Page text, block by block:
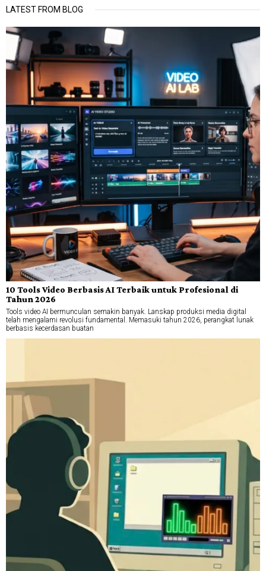
LATEST FROM BLOG
10 Tools Video Berbasis AI Terbaik untuk Profesional di
Tahun 2026
Tools video AI bermunculan semakin banyak. Lanskap produksi media digital
telah mengalami revolusi fundamental. Memasuki tahun 2026, perangkat lunak
berbasis kecerdasan buatan